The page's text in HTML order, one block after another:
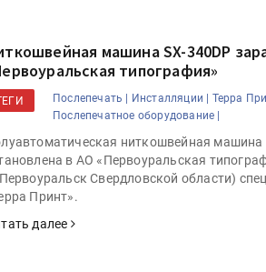
машина SX-340DP
типография»
Послепечать | Инсталляции |
Терра
Послепечатное оборудование |
ниткошвейная машина
в АО «Первоуральская
Свердловской области)
Принт».
далее